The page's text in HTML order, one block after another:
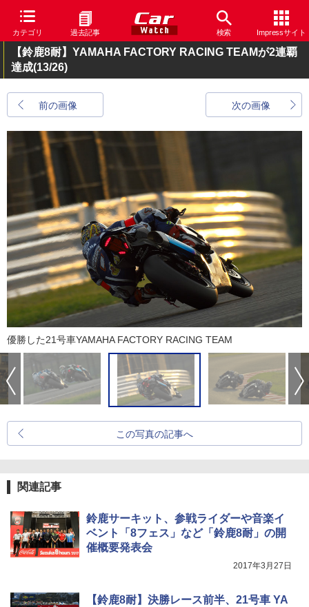
カテゴリ 過去記事 検索 Impressサイト
【鈴鹿8耐】YAMAHA FACTORY RACING TEAMが2連覇
達成(13/26)
前の画像 次の画像
優勝した21号車YAMAHA FACTORY RACING TEAM
この写真の記事へ
関連記事
鈴鹿サーキット、参戦ライダーや音楽イ
ベント「8フェス」など「鈴鹿8耐」の開
催概要発表会
2017年3月27日
【鈴鹿8耐】決勝レース前半、21号車 YA